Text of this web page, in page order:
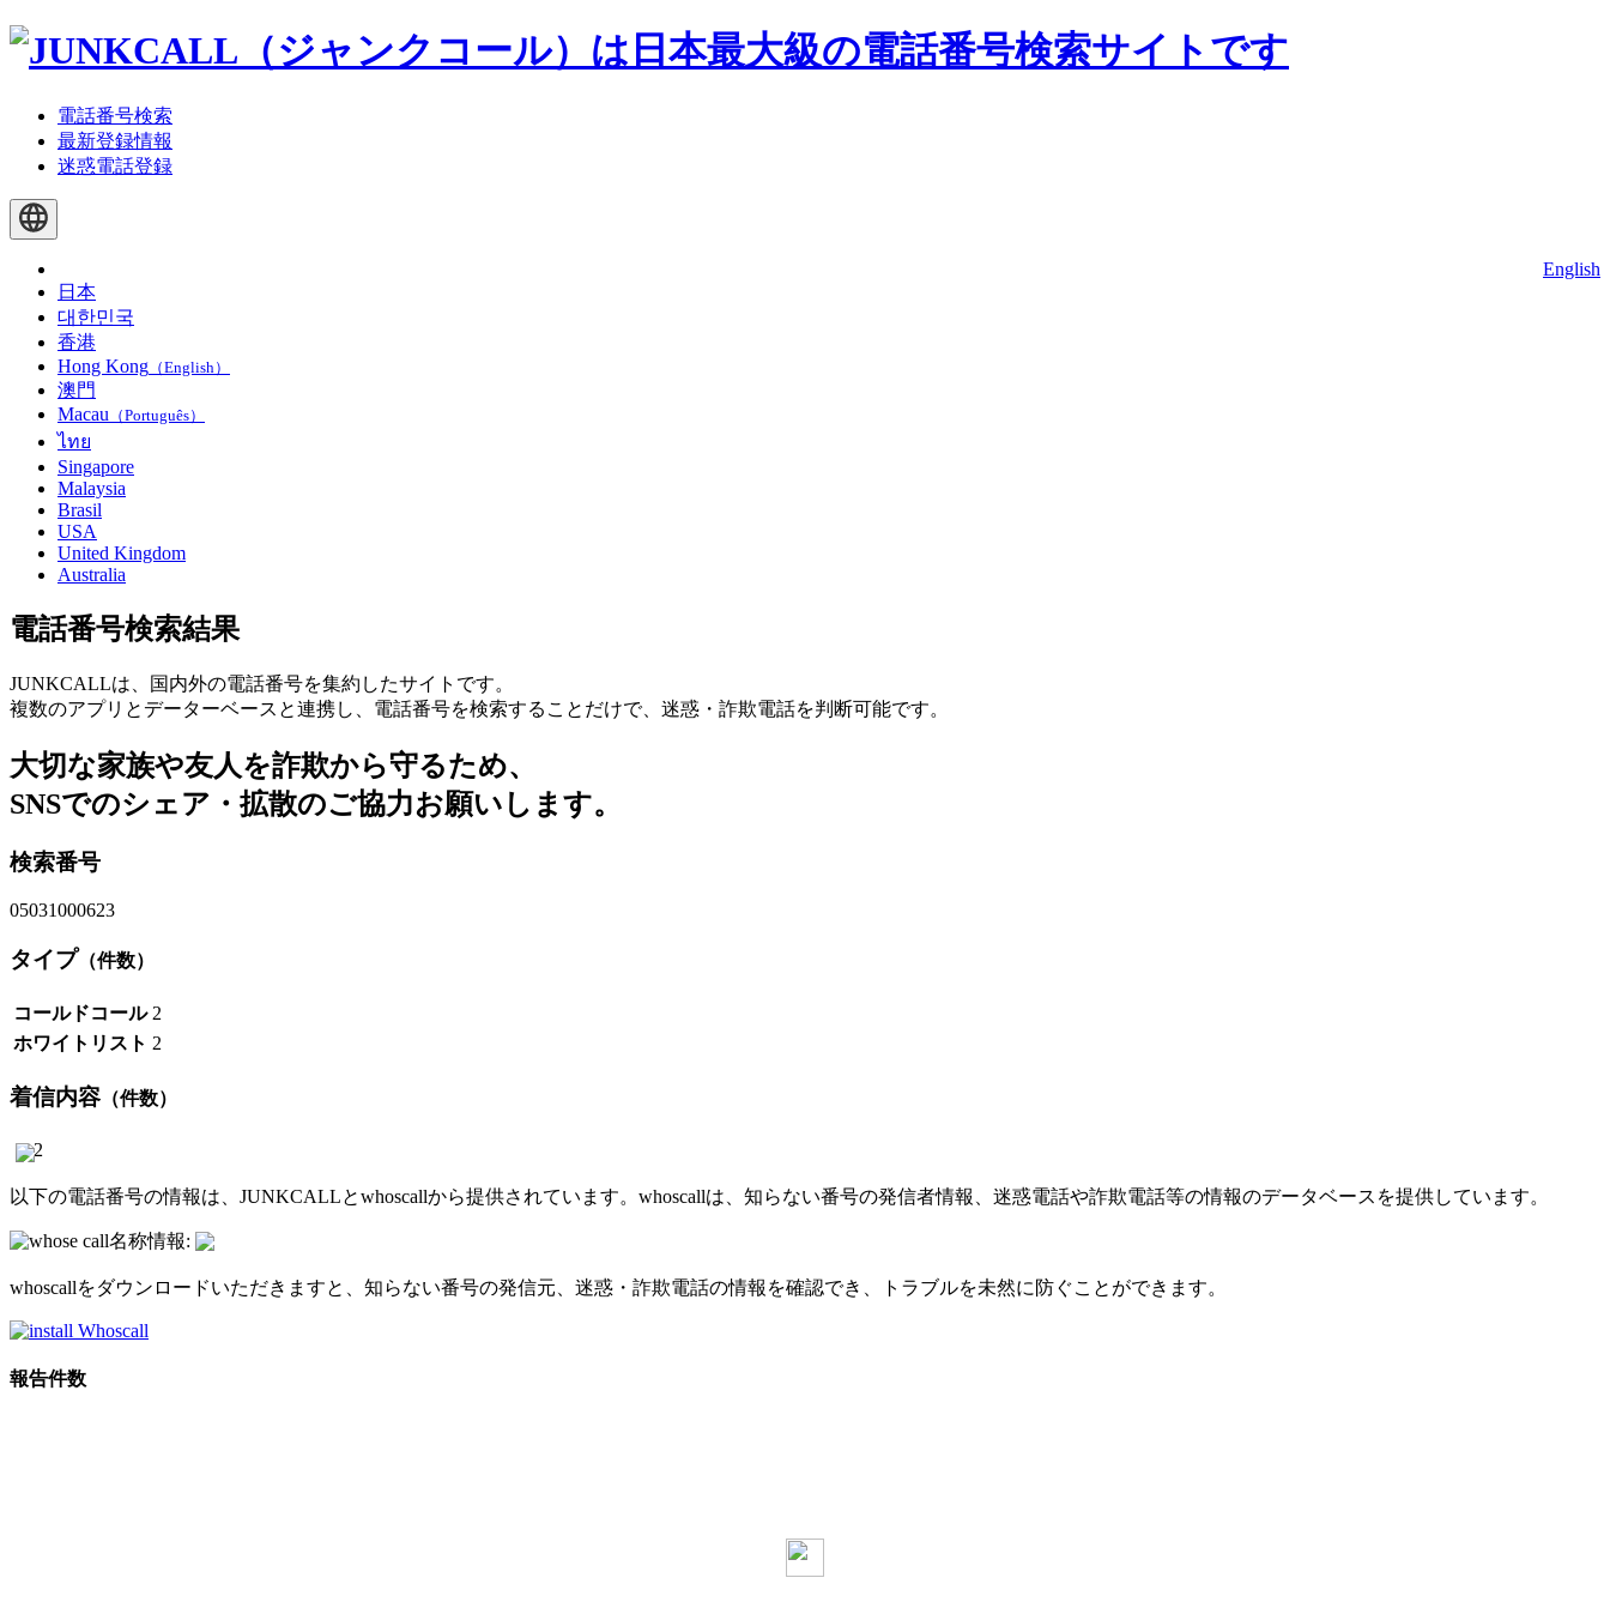
電話番号検索
最新登録情報
迷惑電話登録
English
日本
대한민국
香港
Hong Kong （English）
澳門
Macau （Português）
ไทย
Singapore
Malaysia
Brasil
USA
United Kingdom
Australia
電話番号検索結果
JUNKCALLは、国内外の電話番号を集約したサイトです。
複数のアプリとデーターベースと連携し、電話番号を検索することだけで、迷惑・詐欺電話を判断可能です。
大切な家族や友人を詐欺から守るため、
SNSでのシェア・拡散のご協力お願いします。
検索番号
05031000623
タイプ （件数）
コールドコール 2
ホワイトリスト 2
着信内容 （件数）
2
以下の電話番号の情報は、JUNKCALLとwhoscallから提供されています。whoscallは、知らない番号の発信者情報、迷惑電話や詐欺電話等の情報のデータベースを提供しています。
名称情報:
whoscallをダウンロードいただきますと、知らない番号の発信元、迷惑・詐欺電話の情報を確認でき、トラブルを未然に防ぐことができます。
報告件数